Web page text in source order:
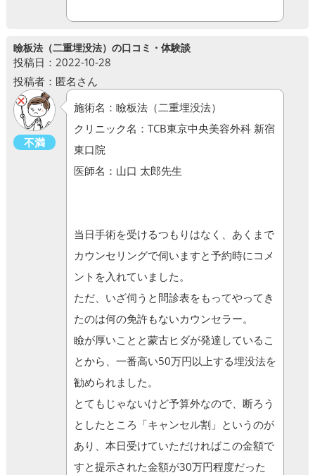
瞼板法（二重埋没法）の口コミ・体験談
投稿日：2022-10-28
投稿者：匿名さん
不満
施術名：瞼板法（二重埋没法）
クリニック名：TCB東京中央美容外科 新宿
東口院
医師名：山口 太郎先生
当日手術を受けるつもりはなく、あくまで
カウンセリングで伺いますと予約時にコメ
ントを入れていました。
ただ、いざ伺うと問診表をもってやってき
たのは何の免許もないカウンセラー。
瞼が厚いことと蒙古ヒダが発達しているこ
とから、一番高い50万円以上する埋没法を
勧められました。
とてもじゃないけど予算外なので、断ろう
としたところ「キャンセル割」というのが
あり、本日受けていただければこの金額で
すと提示された金額が30万円程度だった